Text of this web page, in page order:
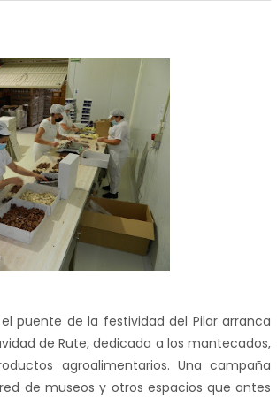
puente de la festividad del Pilar arranca
de Rute, dedicada a los mantecados,
agroalimentarios. Una campaña
de museos y otros espacios que antes